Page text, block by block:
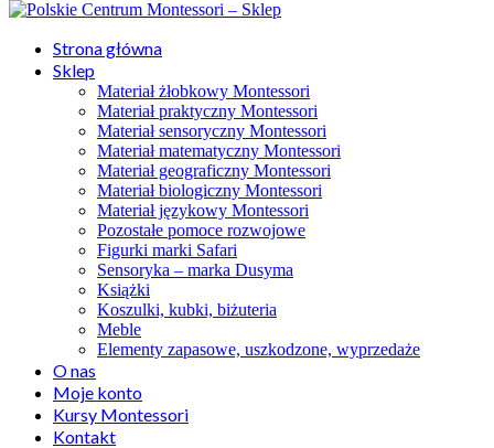
Strona główna
Sklep
Materiał żłobkowy Montessori
Materiał praktyczny Montessori
Materiał sensoryczny Montessori
Materiał matematyczny Montessori
Materiał geograficzny Montessori
Materiał biologiczny Montessori
Materiał językowy Montessori
Pozostałe pomoce rozwojowe
Figurki marki Safari
Sensoryka – marka Dusyma
Książki
Koszulki, kubki, biżuteria
Meble
Elementy zapasowe, uszkodzone, wyprzedaże
O nas
Moje konto
Kursy Montessori
Kontakt